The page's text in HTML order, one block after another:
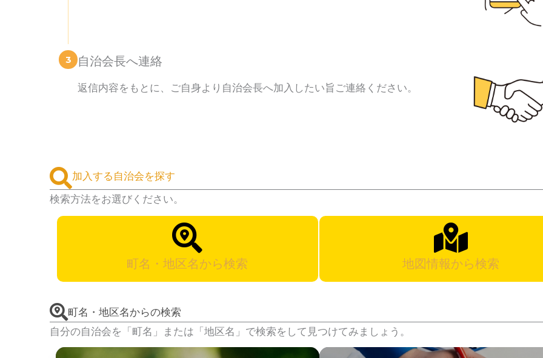
3 自治会長へ連絡
返信内容をもとに、ご自身より自治会長へ加入したい旨ご連絡ください。
加入する自治会を探す
検索方法をお選びください。
町名・地区名から検索 地図情報から検索
町名・地区名からの検索
自分の自治会を「町名」または「地区名」で検索をして見つけてみましょう。